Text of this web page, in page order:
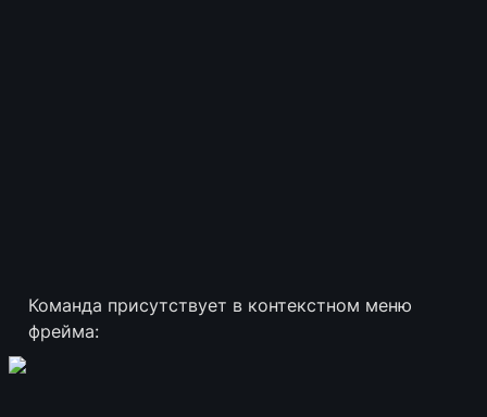
Команда присутствует в контекстном меню
фрейма: